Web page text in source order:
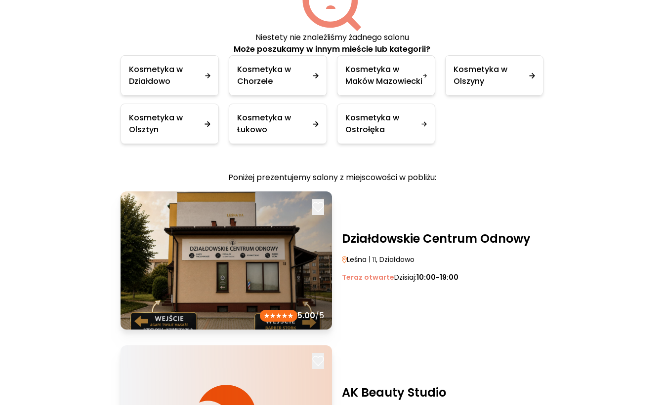
Niestety nie znaleźliśmy żadnego salonu
Może poszukamy w innym mieście lub kategorii?
Kosmetyka w
Działdowo
Kosmetyka w
Chorzele
Kosmetyka w
Maków Mazowiecki
Kosmetyka w
Olszyny
Kosmetyka w
Olsztyn
Kosmetyka w
Łukowo
Kosmetyka w
Ostrołęka
Poniżej prezentujemy salony z miejscowości w pobliżu:
5.00/5
Działdowskie Centrum Odnowy
Leśna | 11, Działdowo
Teraz otwarteDzisiaj:10:00-19:00
AK Beauty Studio